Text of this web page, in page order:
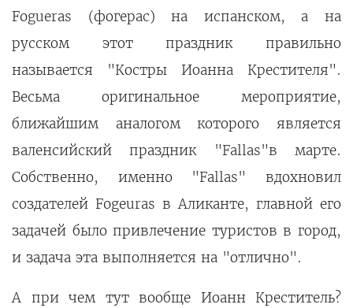
Fogueras (фогерас) на испанском, а на
русском этот праздник правильно
называется "Костры Иоанна Крестителя".
Весьма оригинальное мероприятие,
ближайшим аналогом которого является
валенсийский праздник "Fallas"в марте.
Собственно, именно "Fallas" вдохновил
создателей Fogeuras в Аликанте, главной его
задачей было привлечение туристов в город,
и задача эта выполняется на "отлично".
А при чем тут вообще Иоанн Креститель?